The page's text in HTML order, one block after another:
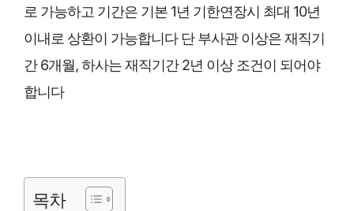
로 가능하고 기간은 기본 1년 기한연장시 최대 10년
이내로 상환이 가능합니다 단 부사관 이상은 재직기
간 6개월, 하사는 재직기간 2년 이상 조건이 되어야
합니다
목차